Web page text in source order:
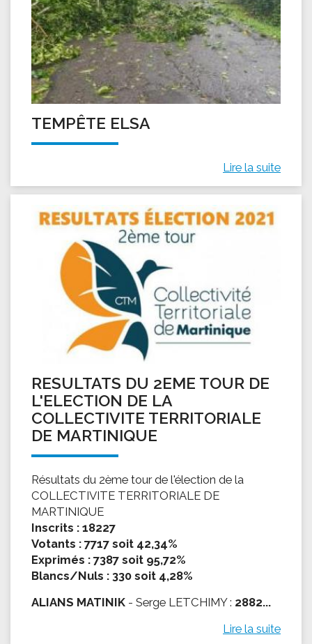
TEMPÊTE ELSA
Lire la suite
RESULTATS DU 2EME TOUR DE
L'ELECTION DE LA
COLLECTIVITE TERRITORIALE
DE MARTINIQUE
Résultats du 2ème tour de l'élection de la
COLLECTIVITE TERRITORIALE DE
MARTINIQUE
Inscrits : 18227
Votants : 7717 soit 42,34%
Exprimés : 7387 soit 95,72%
Blancs/Nuls : 330 soit 4,28%
ALIANS MATINIK - Serge LETCHIMY : 2882...
Lire la suite